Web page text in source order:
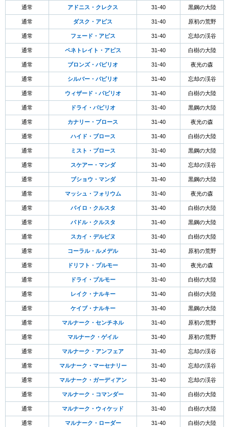
通常 アドニス・クレクス 31-40 黒鋼の大陸
通常 ダスク・アピス 31-40 原初の荒野
通常 フェード・アピス 31-40 忘却の渓谷
通常 ペネトレイト・アピス 31-40 白樹の大陸
通常 ブロンズ・パピリオ 31-40 夜光の森
通常 シルバー・パピリオ 31-40 忘却の渓谷
通常 ウィザード・パピリオ 31-40 白樹の大陸
通常 ドライ・パピリオ 31-40 黒鋼の大陸
通常 カナリー・ブロース 31-40 夜光の森
通常 ハイド・ブロース 31-40 白樹の大陸
通常 ミスト・ブロース 31-40 黒鋼の大陸
通常 スケアー・マンダ 31-40 忘却の渓谷
通常 ブショウ・マンダ 31-40 黒鋼の大陸
通常 マッシュ・フォリウム 31-40 夜光の森
通常 パイロ・クルスタ 31-40 白樹の大陸
通常 パドル・クルスタ 31-40 黒鋼の大陸
通常 スカイ・デルピヌ 31-40 白樹の大陸
通常 コーラル・ルメデル 31-40 原初の荒野
通常 ドリフト・プルモー 31-40 夜光の森
通常 ドライ・プルモー 31-40 白樹の大陸
通常 レイク・ナルキー 31-40 白樹の大陸
通常 ケイブ・ナルキー 31-40 黒鋼の大陸
通常 マルナーク・センチネル 31-40 原初の荒野
通常 マルナーク・ゲイル 31-40 原初の荒野
通常 マルナーク・アンフェア 31-40 忘却の渓谷
通常 マルナーク・マーセナリー 31-40 忘却の渓谷
通常 マルナーク・ガーディアン 31-40 忘却の渓谷
通常 マルナーク・コマンダー 31-40 白樹の大陸
通常 マルナーク・ウィケッド 31-40 白樹の大陸
通常 マルナーク・ローダー 31-40 白樹の大陸